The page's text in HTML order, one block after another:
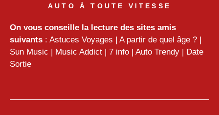
AUTO À TOUTE VITESSE
On vous conseille la lecture des sites amis
suivants : Astuces Voyages | A partir de quel âge ? |
Sun Music | Music Addict | 7 info | Auto Trendy | Date
Sortie